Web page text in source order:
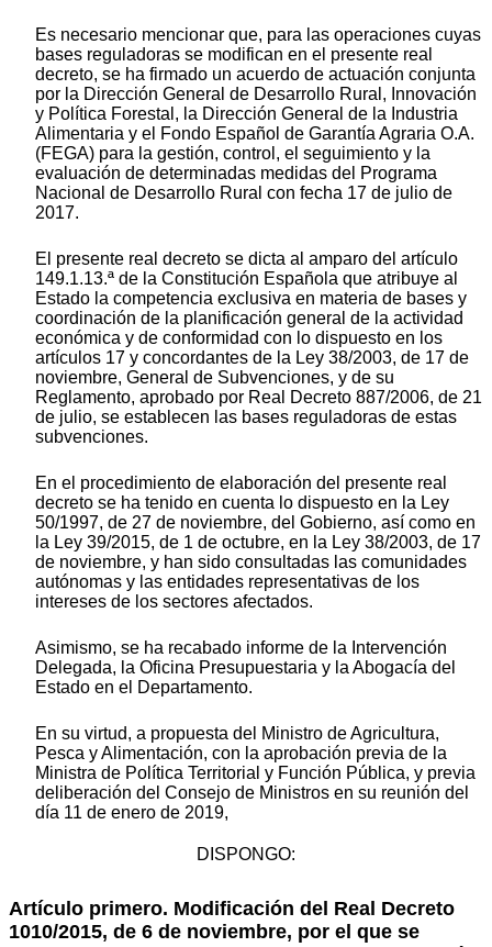
Es necesario mencionar que, para las operaciones cuyas
bases reguladoras se modifican en el presente real
decreto, se ha firmado un acuerdo de actuación conjunta
por la Dirección General de Desarrollo Rural, Innovación
y Política Forestal, la Dirección General de la Industria
Alimentaria y el Fondo Español de Garantía Agraria O.A.
(FEGA) para la gestión, control, el seguimiento y la
evaluación de determinadas medidas del Programa
Nacional de Desarrollo Rural con fecha 17 de julio de
2017.
El presente real decreto se dicta al amparo del artículo
149.1.13.ª de la Constitución Española que atribuye al
Estado la competencia exclusiva en materia de bases y
coordinación de la planificación general de la actividad
económica y de conformidad con lo dispuesto en los
artículos 17 y concordantes de la Ley 38/2003, de 17 de
noviembre, General de Subvenciones, y de su
Reglamento, aprobado por Real Decreto 887/2006, de 21
de julio, se establecen las bases reguladoras de estas
subvenciones.
En el procedimiento de elaboración del presente real
decreto se ha tenido en cuenta lo dispuesto en la Ley
50/1997, de 27 de noviembre, del Gobierno, así como en
la Ley 39/2015, de 1 de octubre, en la Ley 38/2003, de 17
de noviembre, y han sido consultadas las comunidades
autónomas y las entidades representativas de los
intereses de los sectores afectados.
Asimismo, se ha recabado informe de la Intervención
Delegada, la Oficina Presupuestaria y la Abogacía del
Estado en el Departamento.
En su virtud, a propuesta del Ministro de Agricultura,
Pesca y Alimentación, con la aprobación previa de la
Ministra de Política Territorial y Función Pública, y previa
deliberación del Consejo de Ministros en su reunión del
día 11 de enero de 2019,
DISPONGO:
Artículo primero. Modificación del Real Decreto
1010/2015, de 6 de noviembre, por el que se